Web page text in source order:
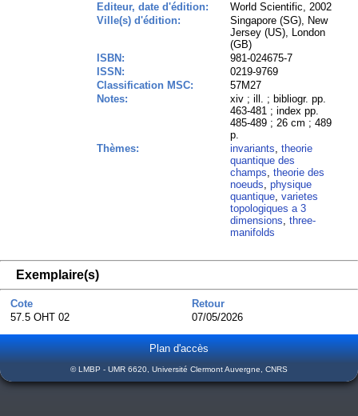
Editeur, date d'édition:
World Scientific, 2002
Ville(s) d'édition:
Singapore (SG), New
Jersey (US), London
(GB)
ISBN:
981-024675-7
ISSN:
0219-9769
Classification MSC:
57M27
Notes:
xiv ; ill. ; bibliogr. pp.
463-481 ; index pp.
485-489 ; 26 cm ; 489
p.
Thèmes:
invariants,theorie
quantique des
champs,theorie des
noeuds,physique
quantique,varietes
topologiques a 3
dimensions,three-
manifolds
Exemplaire(s)
Cote
Retour
57.5 OHT 02
07/05/2026
Plan d'accès
© LMBP - UMR 6620, Université Clermont Auvergne, CNRS